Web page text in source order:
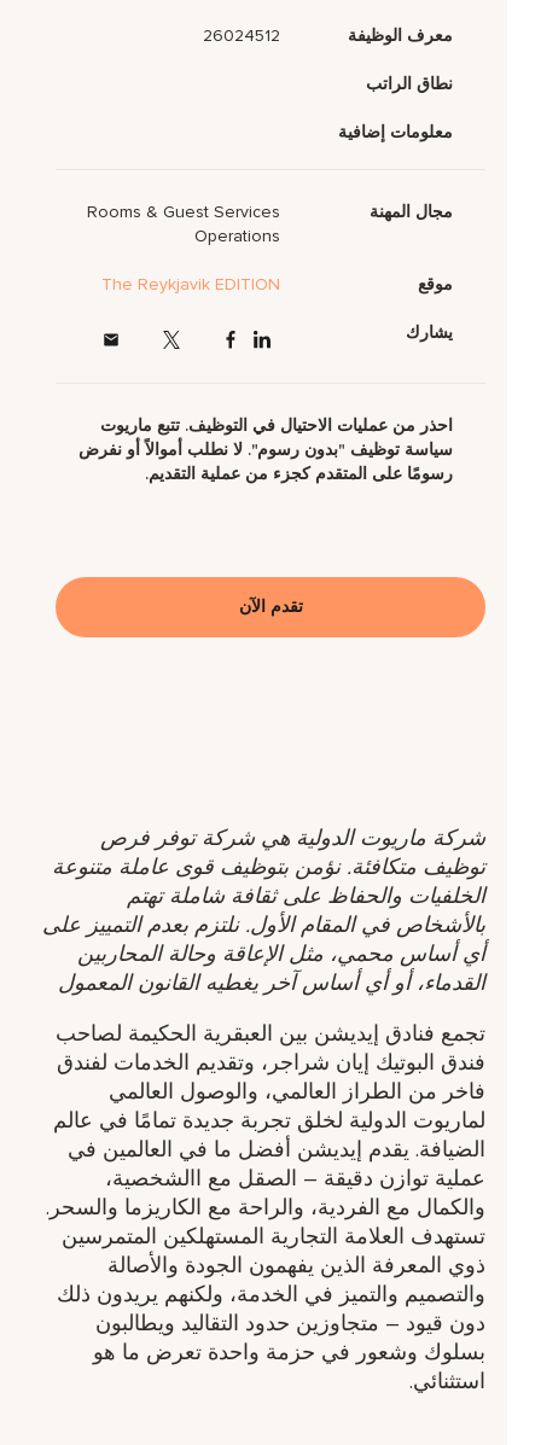
شركة ماريوت الدولية هي شركة توفر فرص
توظيف متكافئة. نؤمن بتوظيف قوى عاملة متنوعة
الخلفيات والحفاظ على ثقافة شاملة تهتم
بالأشخاص في المقام الأول. نلتزم بعدم التمييز على
أي أساس محمي، مثل الإعاقة وحالة المحاربين
القدماء، أو أي أساس آخر يغطيه القانون المعمول
تجمع فنادق إيديشن بين العبقرية الحكيمة لصاحب
فندق البوتيك إيان شراجر، وتقديم الخدمات لفندق
فاخر من الطراز العالمي، والوصول العالمي
لماريوت الدولية لخلق تجربة جديدة تمامًا في عالم
الضيافة. يقدم إيديشن أفضل ما في العالمين في
عملية توازن دقيقة – الصقل مع االشخصية،
والكمال مع الفردية، والراحة مع الكاريزما والسحر.
تستهدف العلامة التجارية المستهلكين المتمرسين
ذوي المعرفة الذين يفهمون الجودة والأصالة
والتصميم والتميز في الخدمة، ولكنهم يريدون ذلك
دون قيود – متجاوزين حدود التقاليد ويطالبون
بسلوك وشعور في حزمة واحدة تعرض ما هو
استثنائي.
معرف الوظيفة 26024512
نطاق الراتب
معلومات إضافية
مجال المهنة
Rooms & Guest Services
Operations
The Reykjavik EDITION
يشارك
احذر من عمليات الاحتيال في التوظيف. تتبع ماريوت
سياسة توظيف "بدون رسوم". لا نطلب أموالاً أو نفرض
رسومًا على المتقدم كجزء من عملية التقديم.
تقدم الآن